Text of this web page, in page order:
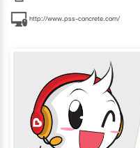
http://www.pss-concrete.com/